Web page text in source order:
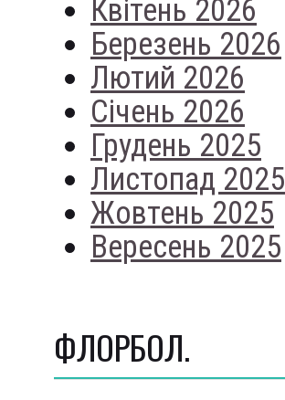
Квітень 2026
Березень 2026
Лютий 2026
Січень 2026
Грудень 2025
Листопад 2025
Жовтень 2025
Вересень 2025
ФЛОРБОЛ.